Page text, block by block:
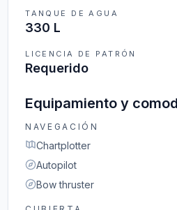
TANQUE DE AGUA
330 L
LICENCIA DE PATRÓN
Requerido
Equipamiento y
NAVEGACIÓN
Chartplotter
Autopilot
Bow thruster